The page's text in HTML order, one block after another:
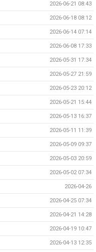
2026-06-21 08:43
2026-06-18 08:12
2026-06-14 07:14
2026-06-08 17:33
2026-05-31 17:34
2026-05-27 21:59
2026-05-23 20:12
2026-05-21 15:44
2026-05-13 16:37
2026-05-11 11:39
2026-05-09 09:37
2026-05-03 20:59
2026-05-02 07:34
2026-04-26
2026-04-25 07:34
2026-04-21 14:28
2026-04-19 10:47
2026-04-13 12:35